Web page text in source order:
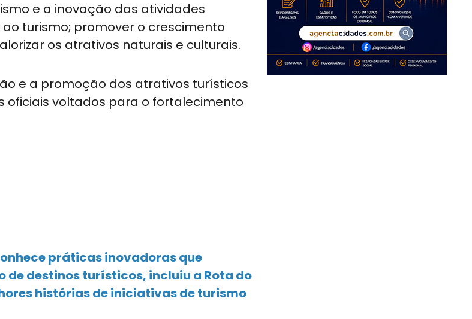
e a inovação das atividades
turismo; promover o crescimento
os atrativos naturais e culturais.
e a promoção dos atrativos turísticos
voltados para o fortalecimento
práticas inovadoras que
destinos turísticos, incluiu a Rota do
histórias de iniciativas de turismo